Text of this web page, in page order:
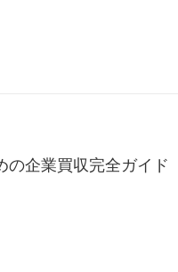
の企業買収完全ガイド